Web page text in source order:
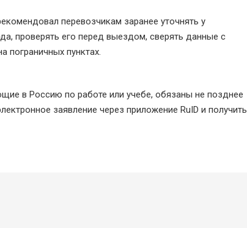
перевозчикам заранее уточнять у
проверять его перед выездом, сверять данные с
пунктах.
в Россию по работе или учебе, обязаны не позднее
заявление через приложение RuID и получить